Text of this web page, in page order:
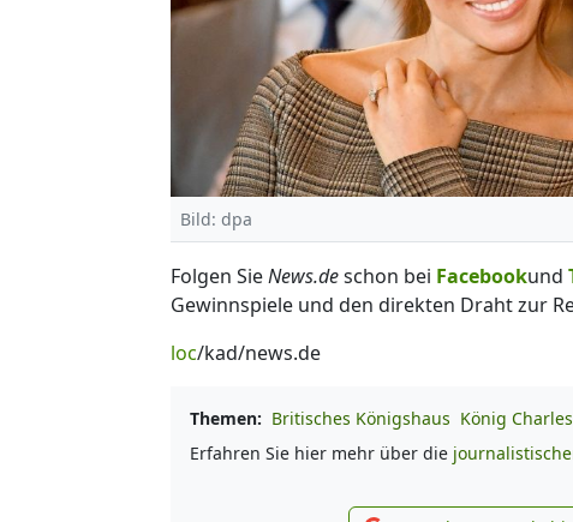
Bild: dpa
Folgen SieNews.deschon bei Facebookund
Gewinnspiele und den direkten Draht zur
loc/kad/news.de
Themen: Britisches Königshaus König
Erfahren Sie hier mehr über die